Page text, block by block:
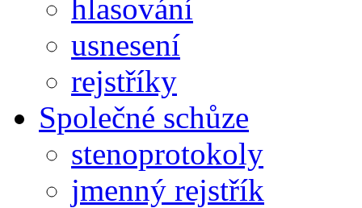
hlasování
usnesení
rejstříky
Společné schůze
stenoprotokoly
jmenný rejstřík